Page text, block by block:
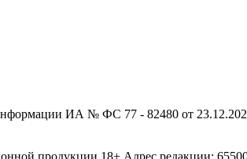
ИА № ФС 77 - 82480 от
продукции 18+ Адрес редакции: